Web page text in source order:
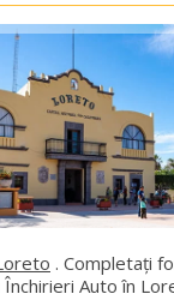
. Completați
Auto în